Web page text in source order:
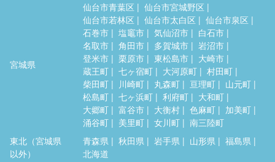
宮城県
仙台市青葉区
仙台市宮城野区
仙台市若林区
仙台市太白区
仙台市泉区
石巻市
塩竈市 気仙沼市
白石市
名取市
角田市 多賀城市
岩沼市
登米市
栗原市 東松島市
大崎市
蔵王町
七ヶ宿町 大河原町
村田町
柴田町
川崎町 丸森町 亘理町
山元町
松島町
七ヶ浜町 利府町
大和町
大郷町
富谷市 大衡村 色麻町
加美町
涌谷町
美里町 女川町
南三陸町
東北（宮城県
以外）
青森県 秋田県 岩手県 山形県
福島県
北海道